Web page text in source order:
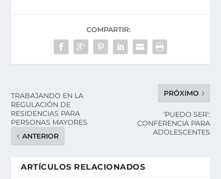
COMPARTIR:
TRABAJANDO EN LA
REGULACIÓN DE
RESIDENCIAS PARA
PERSONAS MAYORES
ANTERIOR
PRÓXIMO
‘PUEDO SER’:
CONFERENCIA PARA
ADOLESCENTES
ARTÍCULOS RELACIONADOS